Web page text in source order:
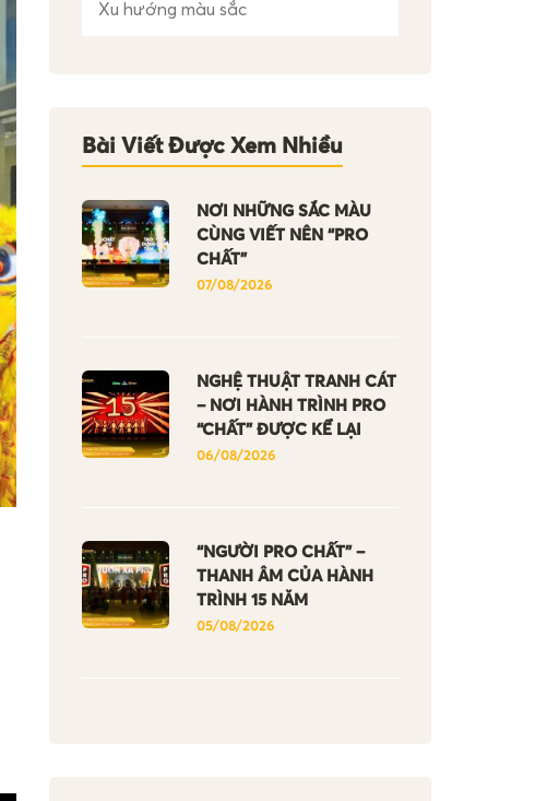
Xu hướng màu sắc
Bài Viết Được Xem Nhiều
NƠI NHỮNG SẮC MÀU
CÙNG VIẾT NÊN “PRO
CHẤT”
07/08/2026
NGHỆ THUẬT TRANH CÁT
– NƠI HÀNH TRÌNH PRO
“CHẤT” ĐƯỢC KỂ LẠI
06/08/2026
“NGƯỜI PRO CHẤT” –
THANH ÂM CỦA HÀNH
TRÌNH 15 NĂM
05/08/2026